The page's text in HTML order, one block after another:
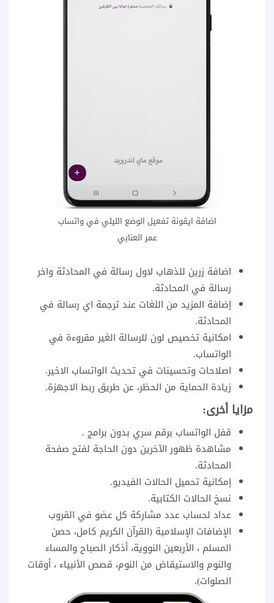
اضافة ايقونة تفعيل الوضع الليلي في واتساب
عمر العنابي
اضافة زرين للذهاب لاول رسالة في المحادثة واخر
رسالة في المحادثة.
إضافة المزيد من اللغات عند ترجمة اي رسالة في
المحادثة.
امكانية تخصيص لون للرسالة الغير مقروءة في
الواتساب.
اصلاحات وتحسينات في تحديث الواتساب الاخير.
زيادة الحماية من الحظر، عن طريق ربط الاجهزة.
مزايا أخرى:
قفل الواتساب برقم سري بدون برامج .
مشاهدة ظهور الآخرين دون الحاجة لفتح صفحة
المحادثة.
إمكانية تحميل الحالات الفيديو.
نسخ الحالات الكتابية.
عداد لحساب عدد مشاركة كل عضو في القروب
الإضافات الإسلامية (القرآن الكريم كامل، حصن
المسلم ، الأربعين النووية، أذكار الصباح والمساء
والنوم والاستيقاض من النوم، قصص الأنبياء ، أوقات
الصلوات).